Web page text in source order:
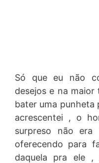
Só que eu não
desejos e na
bater uma punheta
acrescentei , o
surpreso não era
oferecendo para
daquela pra ele ,